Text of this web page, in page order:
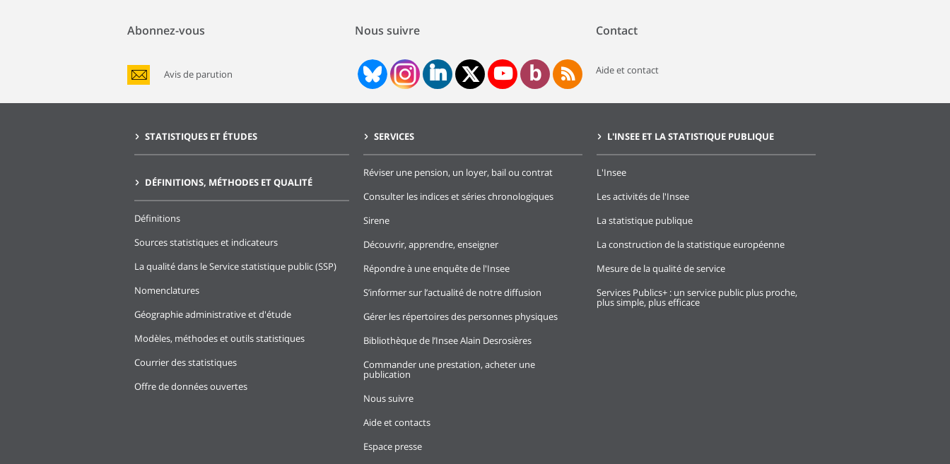
Abonnez-vous
Avis de parution
Nous suivre Contact
Aide et contact
STATISTIQUES ET ÉTUDES
DÉFINITIONS, MÉTHODES ET QUALITÉ
Définitions
Sources statistiques et indicateurs
La qualité dans le Service statistique public (SSP)
Nomenclatures
Géographie administrative et d'étude
Modèles, méthodes et outils statistiques
Courrier des statistiques
Offre de données ouvertes
SERVICES
Réviser une pension, un loyer, bail ou contrat
Consulter les indices et séries chronologiques
Sirene
Découvrir, apprendre, enseigner
Répondre à une enquête de l'Insee
S’informer sur l’actualité de notre diffusion
Gérer les répertoires des personnes physiques
Bibliothèque de l’Insee Alain Desrosières
Commander une prestation, acheter une
publication
Nous suivre
Aide et contacts
Espace presse
L'INSEE ET LA STATISTIQUE PUBLIQUE
L'Insee
Les activités de l'Insee
La statistique publique
La construction de la statistique européenne
Mesure de la qualité de service
Services Publics+ : un service public plus proche,
plus simple, plus efficace